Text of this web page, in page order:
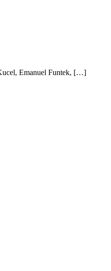
Emanuel Funtek, […]